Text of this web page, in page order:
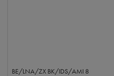
BE/LNA/ZX BK/IDS/AMI 8